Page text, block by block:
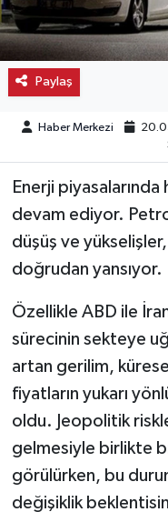
Paylaş
Haber Merkezi
Enerji
devam ediyor.
düşüş ve
doğrudan yansıyor.
Özellikle ABD ile
sürecinin sekteye
artan gerilim,
fiyatların yukarı
oldu. Jeopolitik
gelmesiyle birlikte
görülürken, bu
değişiklik
Ortaköy
Osmancık
Sağlık